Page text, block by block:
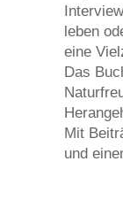
leben
eine
Das
Mit
und